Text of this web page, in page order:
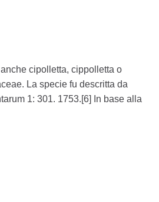
cipolletta, cippolletta o
La specie fu descritta da
1: 301. 1753.[6] In base alla